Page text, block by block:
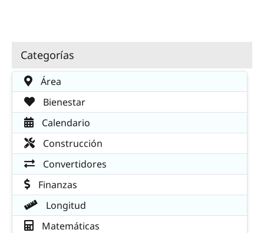
Categorías
Área
Bienestar
Calendario
Construcción
Convertidores
Finanzas
Longitud
Matemáticas